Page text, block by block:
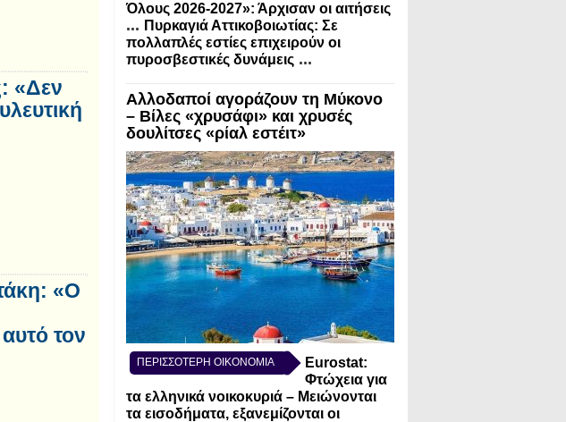
Όλους 2026-2027»: Άρχισαν οι αιτήσεις
... Πυρκαγιά Αττικοβοιωτίας: Σε
πολλαπλές εστίες επιχειρούν οι
πυροσβεστικές δυνάμεις ...
Αλλοδαποί αγοράζουν τη Μύκονο
– Βίλες «χρυσάφι» και χρυσές
δουλίτσες «ρίαλ εστέιτ»
ΠΕΡΙΣΣΟΤΕΡΗ ΟΙΚΟΝΟΜΙΑ
Eurostat:
Φτώχεια για
τα ελληνικά νοικοκυριά – Μειώνονται
τα εισοδήματα, εξανεμίζονται οι
«Δεν
«Ο
τον